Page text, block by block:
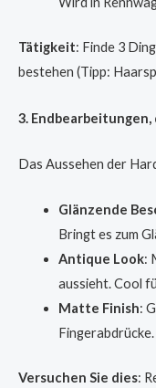
Tätigkeit: Finde 3
bestehen (Tipp:
3.
Das Aussehen der
Glänzende
Bringt es zum
Antique Look:
aussieht. Cool
Matte Finish:
Fingerabdrücke.
Versuchen Sie dies: